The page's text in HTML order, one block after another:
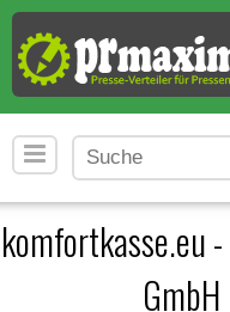
komfortkasse.eu